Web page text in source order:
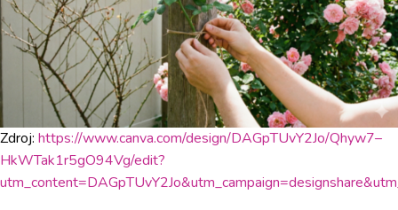
Zdroj: https://www.canva.com/design/DAGpTUvY2Jo/Qhyw7–
HkWTak1r5gO94Vg/edit?